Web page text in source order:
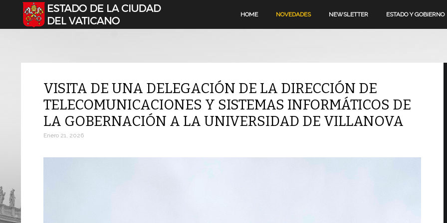
Seleccione su idioma HOME NOVEDADES NEWSLETTER ESTADO Y GOBIERNO
VISITA DE UNA DELEGACIÓN DE LA DIRECCIÓN DE
TELECOMUNICACIONES Y SISTEMAS INFORMÁTICOS DE
LA GOBERNACIÓN A LA UNIVERSIDAD DE VILLANOVA
Enero 21, 2026